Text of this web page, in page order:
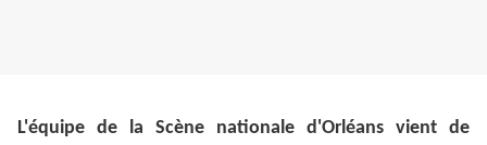
L'équipe de la Scène nationale d'Orléans vient de